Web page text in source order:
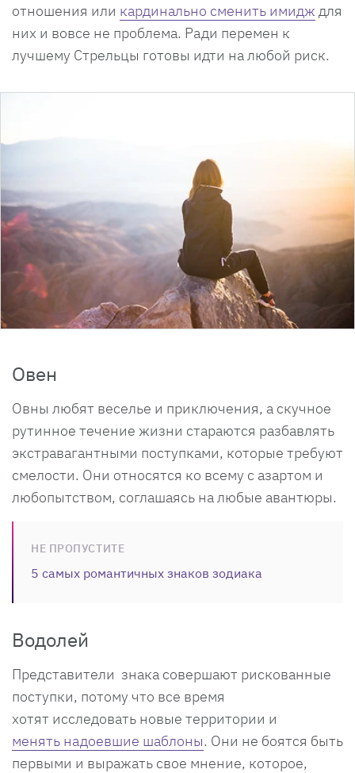
отношения или кардинально сменить имидж для
них и вовсе не проблема. Ради перемен к
лучшему Стрельцы готовы идти на любой риск.
Овен
Овны любят веселье и приключения, а скучное
рутинное течение жизни стараются разбавлять
экстравагантными поступками, которые требуют
смелости. Они относятся ко всему с азартом и
любопытством, соглашаясь на любые авантюры.
НЕ ПРОПУСТИТЕ
5 самых романтичных знаков зодиака
Водолей
Представители знака совершают рискованные
поступки, потому что все время
хотят исследовать новые территории и
менять надоевшие шаблоны. Они не боятся быть
первыми и выражать свое мнение, которое,